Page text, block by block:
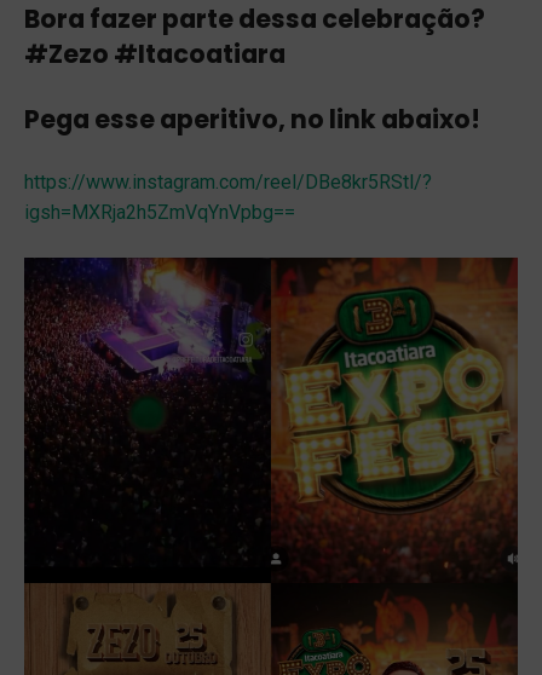
Bora fazer parte dessa celebração?
#Zezo #Itacoatiara
Pega esse aperitivo, no link abaixo!
https://www.instagram.com/reel/DBe8kr5RStl/?
igsh=MXRja2h5ZmVqYnVpbg==